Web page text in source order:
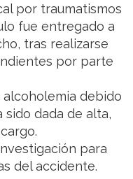
por traumatismos
fue entregado a
tras realizarse
por parte
debido
sido dada de alta,
para
del accidente.